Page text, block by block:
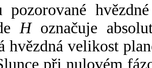
pozorované
Hoznačuje
hvězdná velikost
při nulovém